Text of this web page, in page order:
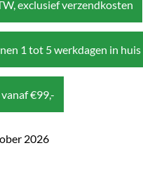
exclusief verzendkosten
1 tot 5 werkdagen in huis
€99,-
2026